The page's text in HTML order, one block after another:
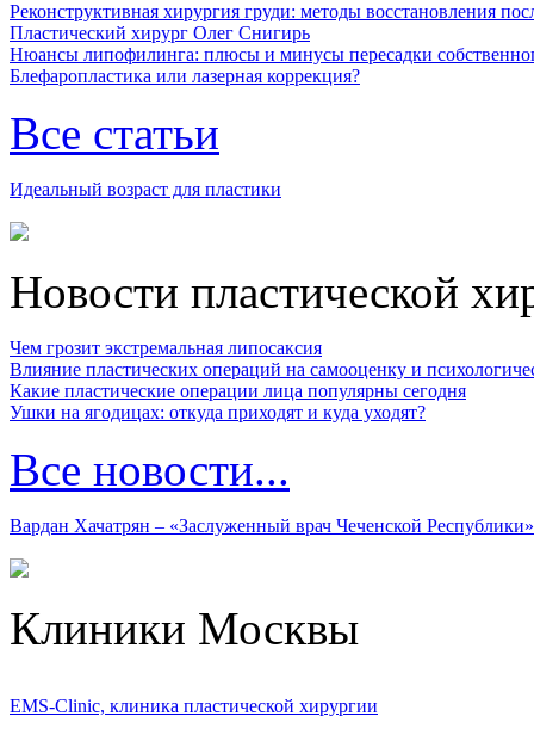
Реконструктивная хирургия груди: методы восстановления
Пластический хирург Олег Снигирь
Нюансы липофилинга: плюсы и минусы пересадки
Блефаропластика или лазерная коррекция?
Все статьи
Идеальный возраст для пластики
Новости пластической
Чем грозит экстремальная липосаксия
Влияние пластических операций на самооценку и
Какие пластические операции лица популярны сегодня
Ушки на ягодицах: откуда приходят и куда уходят?
Все новости...
Вардан Хачатрян – «Заслуженный врач Чеченской Республики»
Клиники Москвы
EMS-Clinic, клиника пластической хирургии